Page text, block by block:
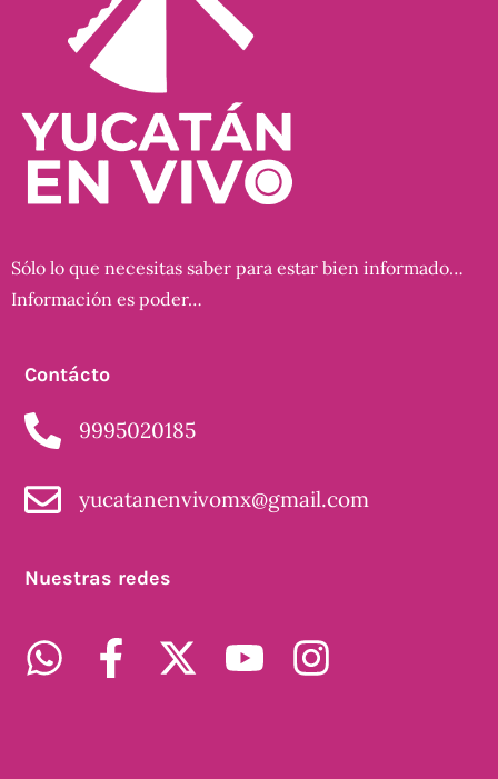
Sólo lo que necesitas saber para estar bien informado…
Información es poder…
Contácto
9995020185
yucatanenvivomx@gmail.com
Nuestras redes